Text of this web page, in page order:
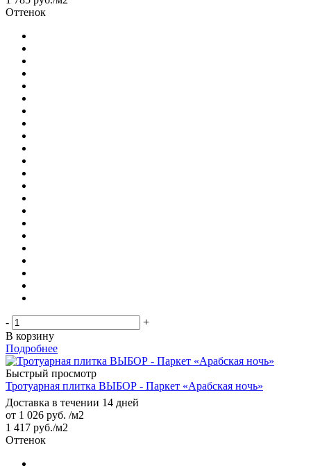
Оттенок
-
+
В корзину
Подробнее
Быстрый просмотр
Тротуарная плитка ВЫБОР - Паркет «Арабская ночь»
Доставка в течении 14 дней
от 1 026 руб. /м2
1 417 руб./м2
Оттенок